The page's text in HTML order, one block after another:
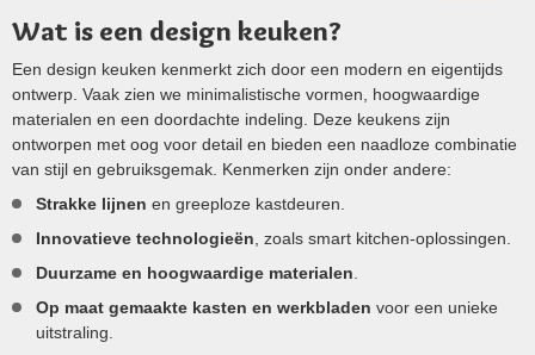
Wat is een design keuken?
Een design keuken kenmerkt zich door een modern en eigentijds
ontwerp. Vaak zien we minimalistische vormen, hoogwaardige
materialen en een doordachte indeling. Deze keukens zijn
ontworpen met oog voor detail en bieden een naadloze combinatie
van stijl en gebruiksgemak. Kenmerken zijn onder andere:
Strakke lijnen en greeploze kastdeuren.
Innovatieve technologieën , zoals smart kitchen-oplossingen.
Duurzame en hoogwaardige materialen
Op maat gemaakte kasten en werkbladen voor een unieke
uitstraling.